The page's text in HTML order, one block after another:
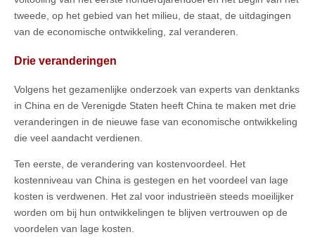
tweede, op het gebied van het milieu, de staat, de uitdagingen
van de economische ontwikkeling, zal veranderen.
Drie veranderingen
Volgens het gezamenlijke onderzoek van experts van denktanks
in China en de Verenigde Staten heeft China te maken met drie
veranderingen in de nieuwe fase van economische ontwikkeling
die veel aandacht verdienen.
Ten eerste, de verandering van kostenvoordeel. Het
kostenniveau van China is gestegen en het voordeel van lage
kosten is verdwenen. Het zal voor industrieën steeds moeilijker
worden om bij hun ontwikkelingen te blijven vertrouwen op de
voordelen van lage kosten.